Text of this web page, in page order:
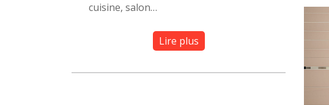
cuisine, salon…
Lire plus